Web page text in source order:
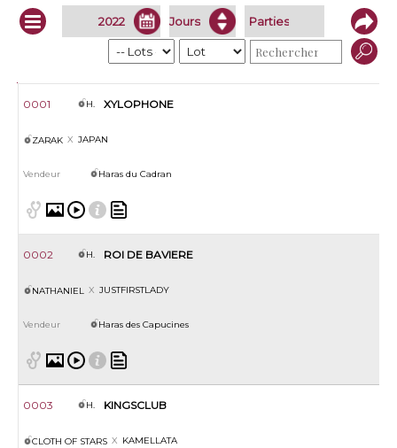
Lot
S. Nom Père Mère Vendeur
0001 H. XYLOPHONE
ZARAK JAPAN
Haras du Cadran
0002 H. ROI DE BAVIERE
NATHANIEL JUSTFIRSTLADY
Haras des Capucines
0003 H. KINGSCLUB
CLOTH OF STARS KAMELLATA